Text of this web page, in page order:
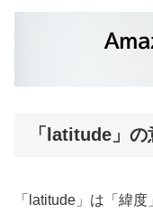
「latitude」
「latitude」は「緯